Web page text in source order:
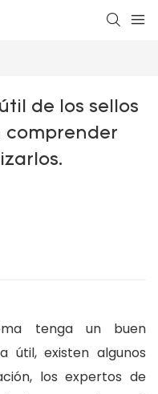
de los sellos
comprender
tenga un buen
útil, existen algunos
los expertos de